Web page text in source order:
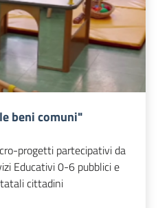
beni comuni"
progetti partecipativi da
Educativi 0-6 pubblici e
cittadini